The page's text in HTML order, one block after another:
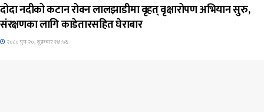
दोदा नदीको कटान रोक्न लालझाडीमा वृहत् वृक्षारोपण अभियान सुरु,
संरक्षणका लागि काडेतारसहित घेराबार
२०८० पुष २०, शुक्रबार १४:५६